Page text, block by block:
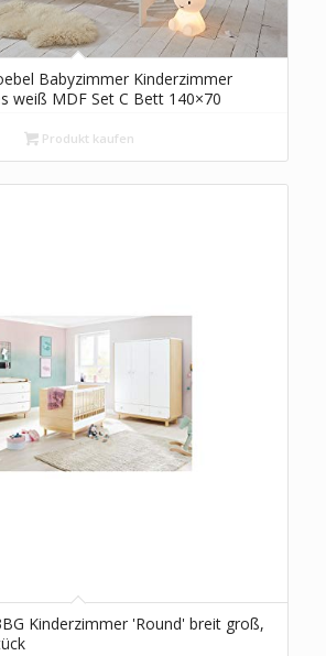
Babyzimmer Kinderzimmer
weiß MDF Set C Bett 140×70
Produkt kaufen
Kinderzimmer 'Round' breit groß,